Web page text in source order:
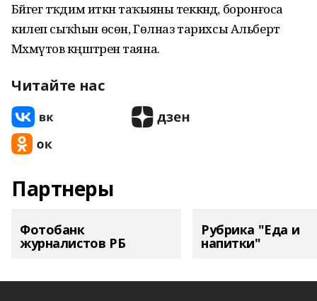
Бәйгегә тәҡдим иткән таҡыяны теккәндә, боронғоса
килеп сыҡһын өсөн, Гөлназ тарихсы Альберт
Мәхмүтов кәңәштәренә таяна.
Читайте нас
Партнеры
Фотобанк
журналистов РБ
Рубрика "Еда и
напитки"